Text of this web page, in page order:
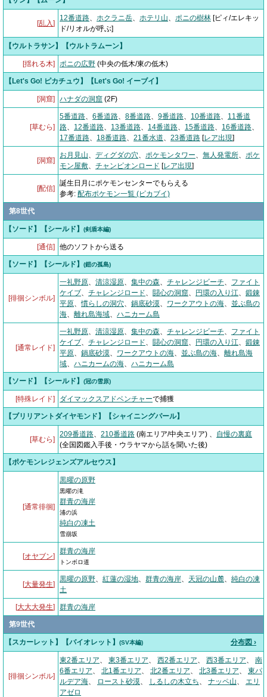
[乱入]
12番道路、 ホクラニ岳、 ホテリ山、 ポニの樹林 [ピィ/エレキッ
ド/リオルが呼ぶ]
【ウルトラサン】【ウルトラムーン】
[揺れる木] ポニの広野 (中央の低木/東の低木)
【Let's Go! ピカチュウ】【Let's Go! イーブイ】
[洞窟] ハナダの洞窟 (2F)
[草むら]
5番道路、 6番道路、 8番道路、 9番道路、 10番道路、 11番道
路、 12番道路、 13番道路、 14番道路、 15番道路、 16番道路、
17番道路、 18番道路、 21番水道、 23番道路 [レア出現]
[洞窟]
お月見山、 ディグダの穴、 ポケモンタワー、 無人発電所、 ポケ
モン屋敷、 チャンピオンロード [レア出現]
[配信]
誕生日月にポケモンセンターでもらえる
参考: 配布ポケモン一覧 (ピカブイ)
第8世代
【ソード】【シールド】 (剣盾本編)
[通信] 他のソフトから送る
【ソード】【シールド】 (鎧の孤島)
[徘徊シンボル]
一礼野原、 清涼湿原、 集中の森、 チャレンジビーチ、 ファイト
ケイブ、 チャレンジロード、 闘心の洞窟、 円環の入り江、 鍛錬
平原、慣らしの洞穴、 鍋底砂漠、 ワークアウトの海、 並ぶ島の
海、 離れ島海域、 ハニカーム島
[通常レイド]
一礼野原、 清涼湿原、 集中の森、 チャレンジビーチ、 ファイト
ケイブ、 チャレンジロード、 闘心の洞窟、 円環の入り江、 鍛錬
平原、 鍋底砂漠、 ワークアウトの海、 並ぶ島の海、 離れ島海
域、 ハニカームの海、 ハニカーム島
【ソード】【シールド】 (冠の雪原)
[特殊レイド] ダイマックスアドベンチャーで捕獲
【ブリリアントダイヤモンド】【シャイニングパール】
[草むら]
209番道路、 210番道路 (南エリア/中央エリア) 、 自慢の裏庭
(全国図鑑入手後・ウラヤマから話を聞いた後)
【ポケモンレジェンズアルセウス】
[通常徘徊]
黒曜の原野
黒曜の滝
群青の海岸
浦の浜
純白の凍土
雪崩坂
[オヤブン]
群青の海岸
トンボロ道
[大量発生]
黒曜の原野、 紅蓮の湿地、 群青の海岸、 天冠の山麓、 純白の凍
土
[大大大発生] 群青の海岸
第9世代
【スカーレット】【バイオレット】 (SV本編) 分布図 ›
[徘徊シンボル]
東2番エリア、 東3番エリア、 西2番エリア、 西3番エリア、 南
6番エリア、 北1番エリア、 北2番エリア、 北3番エリア、 東パ
ルデア海、 ロースト砂漠、 しるしの木立ち、 ナッペ山、 エリ
アゼロ